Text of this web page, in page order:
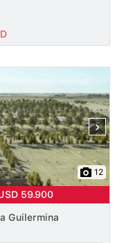
›
12
59.900
Guilermina